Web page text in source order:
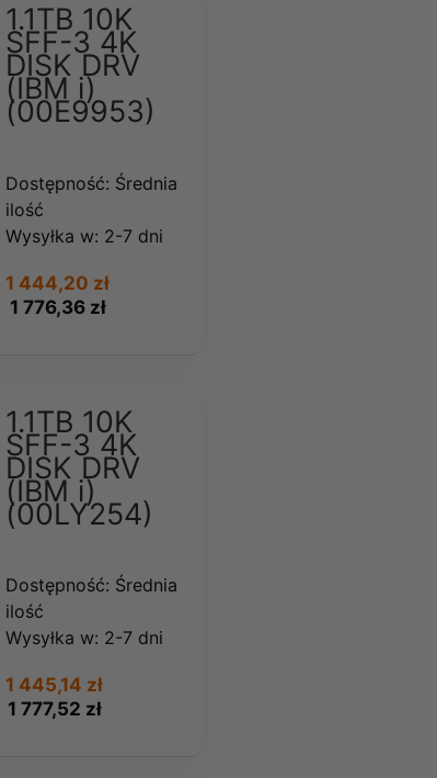
1.1TB 10K
SFF-3 4K
DISK DRV
(IBM i)
(00E9953)
Dostępność: Średnia
ilość
Wysyłka w: 2-7 dni
1 776,36 zł
1 444,20 zł
1.1TB 10K
SFF-3 4K
DISK DRV
(IBM i)
(00LY254)
Dostępność: Średnia
ilość
Wysyłka w: 2-7 dni
1 777,52 zł
1 445,14 zł